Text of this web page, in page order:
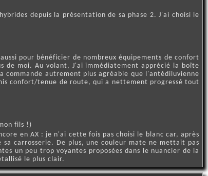
depuis la présentation de sa phase 2. J'ai choisi le
pour bénéficier de nombreux équipements de confort
de moi. Au volant, J'ai immédiatement apprécié la boîte
commande autrement plus agréable que l'antédiluvienne
confort/tenue de route, qui a nettement progressé tout
fils !)
en AX : je n'ai cette fois pas choisi le blanc car, après
carrosserie. De plus, une couleur mate ne mettait pas
un peu trop voyantes proposées dans le nuancier de la
le plus clair.